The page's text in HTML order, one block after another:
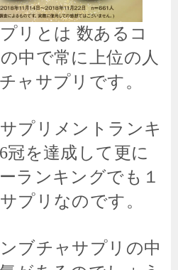
リとは 数あるコ
中で常に上位の人
ャサプリです。
プリメントランキ
冠を達成して更に
ランキングでも１
プリなのです。
ブチャサプリの中